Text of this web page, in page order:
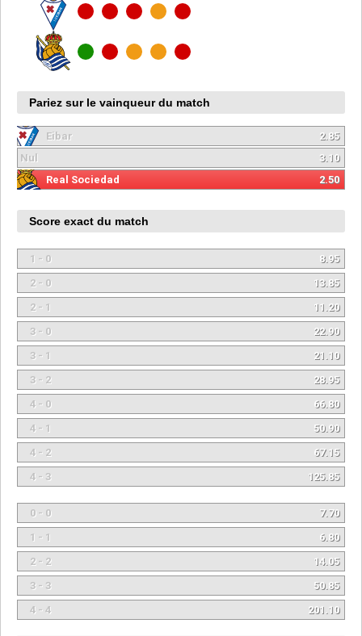
Pariez sur le vainqueur du match
Eibar
2.85
Nul
3.10
Real Sociedad
2.50
Score exact du match
1 - 0
8.95
2 - 0
13.85
2 - 1
11.20
3 - 0
22.90
3 - 1
21.10
3 - 2
28.95
4 - 0
66.80
4 - 1
50.90
4 - 2
67.15
4 - 3
125.85
0 - 0
7.70
1 - 1
6.80
2 - 2
14.05
3 - 3
50.85
4 - 4
201.10